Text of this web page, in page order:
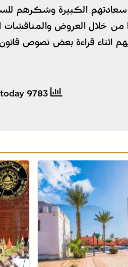
الكبيرة وشكرهم
خلال العروض والمناقشات
اثناء قراءة بعض نصوص قانون